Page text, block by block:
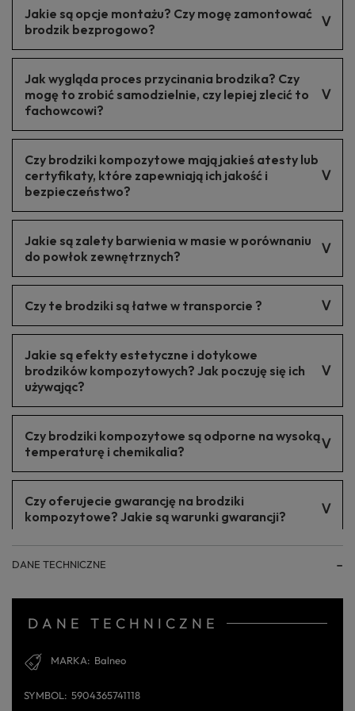
Jakie są opcje montażu? Czy mogę zamontować
brodzik bezprogowo?
sposób, jak i bezprogowo, co ułatwia dostęp i zwiększa komfort
użytkowania.
Jak wygląda proces przycinania brodzika? Czy
mogę to zrobić samodzielnie, czy lepiej zlecić to
fachowcowi?
samodzielnie przy użyciu odpowiednich narzędzi. Jednak dla
uzyskania precyzyjnego rezultatu warto zlecić to fachowcowi.
Czy brodziki kompozytowe mają jakieś atesty lub
certyfikaty, które zapewniają ich jakość i
bezpieczeństwo?
są to produkty bezpieczne i trwałe.
Jakie są zalety barwienia w masie w porównaniu
do powłok zewnętrznych?
mniejsze widoczność zarysowań, co jest istotną zaletą w
Czy te brodziki są łatwe w transporcie ?
Transport jest na palecie co gwarantuje dostarczenie brodzika
w całości.
Jakie są efekty estetyczne i dotykowe
brodzików kompozytowych? Jak poczuję się ich
używając?
dotyku powierzchnię, co przekłada się na komfort użytkowania
oraz estetykę łazienki.
Czy brodziki kompozytowe są odporne na wysoką
temperaturę i chemikalia?
większości chemikaliów, co czyni je doskonałym wyborem do
łazienek.
Czy oferujecie gwarancję na brodziki
kompozytowe? Jakie są warunki gwarancji?
DANE TECHNICZNE
DANE TECHNICZNE
MARKA Balneo
SYMBOL 5904365741118